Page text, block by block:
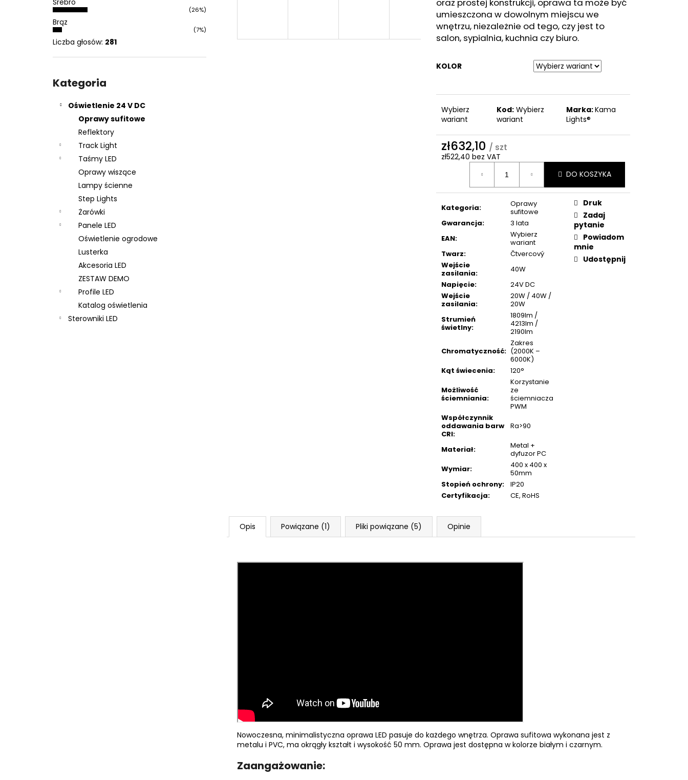
Srebro
(26%)
Brąz
(7%)
Liczba głosów: 281
kategorie
Kategoria
Oświetlenie 24 V DC
Oprawy sufitowe
Reflektory
Track Light
Taśmy LED
Oprawy wiszące
Lampy ścienne
Step Lights
Żarówki
Panele LED
Oświetlenie ogrodowe
Lusterka
Akcesoria LED
ZESTAW DEMO
Profile LED
Katalog oświetlenia
Sterowniki LED
umieszczona w dowolnym miejscu we
wnętrzu, niezależnie od tego, czy jest to
salon, sypialnia, kuchnia czy biuro.
KOLOR
Wybierz
wariant
Kod: Wybierz
wariant
Marka:Kama
Lights®
zł632,10 / szt
zł522,40 bez VAT
jednostkowa:
DO KOSZYKA
Kategoria:
Oprawy
sufitowe
Gwarancja:
3 lata
EAN:
Wybierz
wariant
Twarz:
Čtvercový
Wejście
zasilania:
40W
Napięcie:
24V DC
Wejście
zasilania:
20W / 40W /
20W
Strumień
świetlny:
1809lm /
4213lm /
2190lm
Chromatyczność:
Zakres
(2000K –
6000K)
Kąt świecenia:
120°
Możliwość
ściemniania:
Korzystanie
ze
ściemniacza
PWM
Współczynnik
oddawania barw
CRI:
Ra>90
Materiał:
Metal +
dyfuzor PC
Wymiar:
400 x 400 x
50mm
Stopień ochrony:
IP20
Certyfikacja: CE, RoHS
Druk
Zadaj
pytanie
Powiadom
mnie
Udostępnij
Opis Powiązane (1) Pliki powiązane (5) Opinie
Nowoczesna, minimalistyczna oprawa LED pasuje do każdego wnętrza. Oprawa sufitowa wykonana jest z
metalu i PVC, ma okrągły kształt i wysokość 50 mm. Oprawa jest dostępna w kolorze białym i czarnym.
Zaangażowanie: